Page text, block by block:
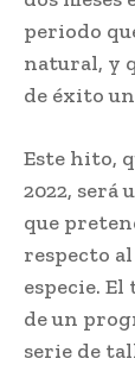
periodo
natural, y
de éxito
Este hito,
2022, será
que
respecto
especie.
de un
serie de